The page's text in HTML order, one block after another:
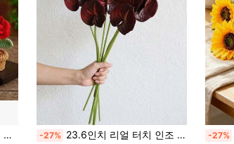
-27% 23.6인치 리얼 터치 인조 버건디 안스리움 꽃, DIY 웨딩 부케, 센터피스 플로럴 장식, 브라이덜 샤워 파티, 홈 데코 -27%